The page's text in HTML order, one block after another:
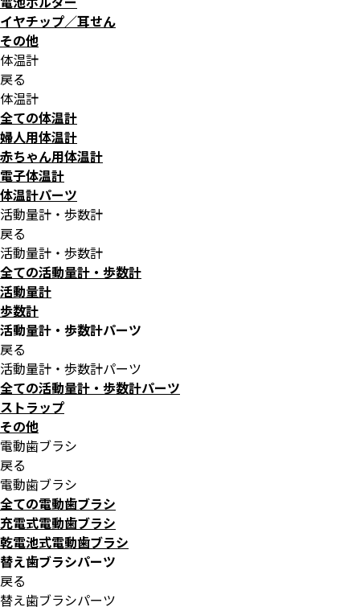
イヤチップ／耳せん
その他
体温計
戻る
体温計
全ての体温計
婦人用体温計
赤ちゃん用体温計
電子体温計
体温計パーツ
活動量計・歩数計
戻る
活動量計・歩数計
全ての活動量計・歩数計
活動量計
歩数計
活動量計・歩数計パーツ
戻る
活動量計・歩数計パーツ
全ての活動量計・歩数計パーツ
ストラップ
その他
電動歯ブラシ
戻る
電動歯ブラシ
全ての電動歯ブラシ
充電式電動歯ブラシ
乾電池式電動歯ブラシ
替え歯ブラシパーツ
戻る
替え歯ブラシパーツ